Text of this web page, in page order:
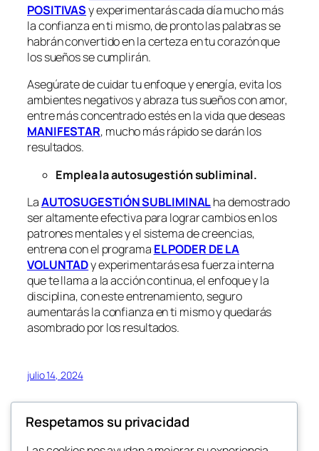
POSITIVASy experimentarás cada día mucho más
la confianza en ti mismo, de pronto las palabras se
habrán convertido en la certeza en tu corazón que
los sueños se cumplirán.
Asegúrate de cuidar tu enfoque y energía, evita los
ambientes negativos y abraza tus sueños con amor,
entre más concentrado estés en la vida que deseas
MANIFESTAR, mucho más rápido se darán los
resultados.
Emplea la autosugestión subliminal.
LaAUTOSUGESTIÓN SUBLIMINALha demostrado
ser altamente efectiva para lograr cambios en los
patrones mentales y el sistema de creencias,
entrena con el programa EL PODER DE LA
VOLUNTADy experimentarás esa fuerza interna
que te llama a la acción continua, el enfoque y la
disciplina, con este entrenamiento, seguro
aumentarás la confianza en ti mismo y quedarás
asombrado por los resultados.
julio 14, 2024
Respetamos su privacidad